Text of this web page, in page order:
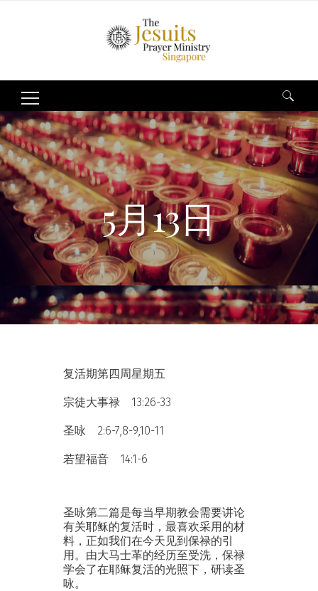
Search
for:
5月13日
复活期第四周星期五
宗徒大事禄 13:26-33
圣咏 2:6-7,8-9,10-11
若望福音 14:1-6
圣咏第二篇是每当早期教会需要讲论
有关耶稣的复活时，最喜欢采用的材
料，正如我们在今天见到保禄的引
用。由大马士革的经历至受洗，保禄
学会了在耶稣复活的光照下，研读圣
咏。